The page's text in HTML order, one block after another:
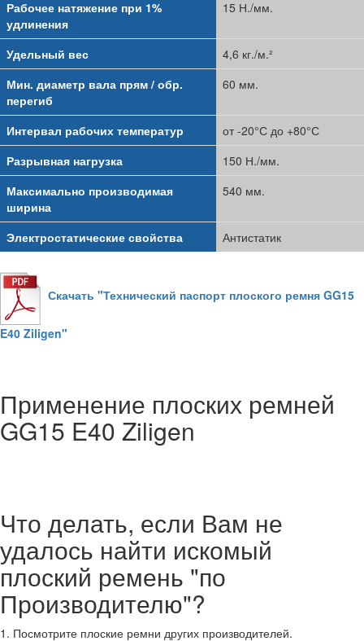
Рабочее натяжение при 1%
удлинения
15 Н./мм.
Удельный вес
4,6 кг./м.²
Мин. диаметр вала прям / обр.
перегиб
60 мм.
Интервал рабочих температур
от -20°С до +80°С
Разрывная нагрузка
150 Н./мм.
Максимально производимая
ширина
540 мм.
Электростатические свойства Антистатик
Скачать "Технический паспорт плоского ремня GG15
E40 Ziligen"
Применение плоских ремней
GG15 E40 Ziligen
Что делать, если Вам не
удалось найти искомый
плоский ремень "по
Производителю"?
1. Посмотрите плоские ремни других производителей.